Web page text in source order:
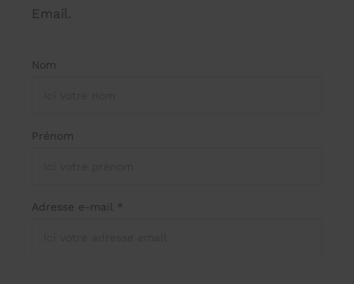
Email.
Nom
Prénom
Adresse e-mail *